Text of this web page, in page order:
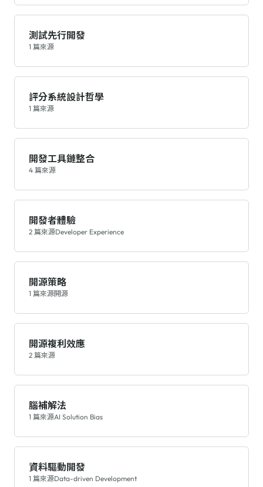
測試先行開發
1 篇來源
評分系統設計哲學
1 篇來源
開發工具鏈整合
4 篇來源
開發者體驗
2 篇來源Developer Experience
開源策略
1 篇來源開源
開源複利效應
2 篇來源
腦補解法
1 篇來源AI Solution Bias
資料驅動開發
1 篇來源Data-driven Development